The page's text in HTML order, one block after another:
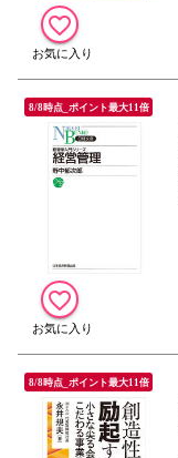
8/8時点_ポイント最大11倍
8/8時点_ポイント最大11倍